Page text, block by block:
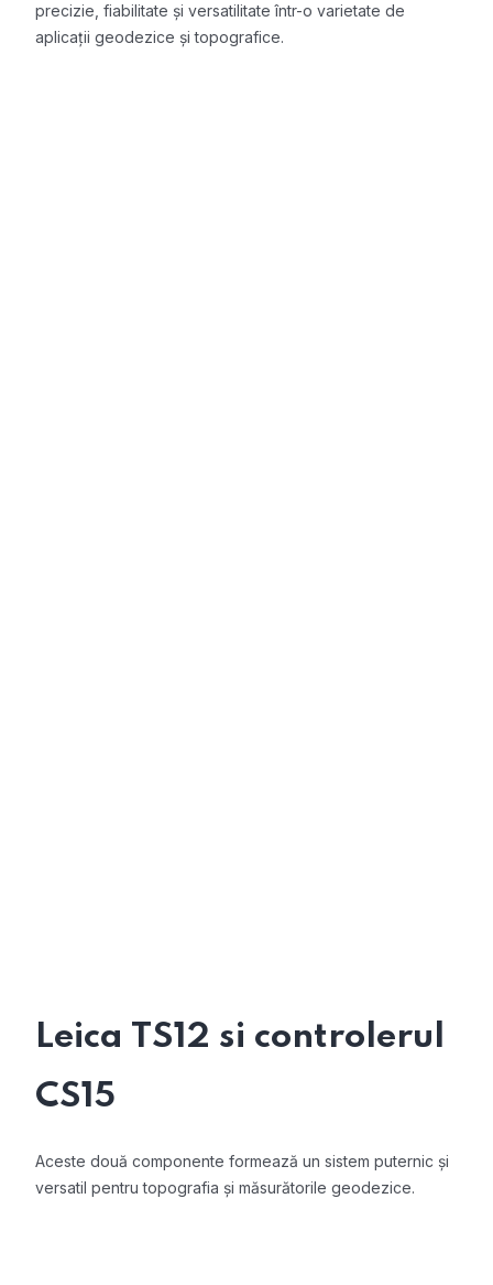
precizie, fiabilitate și versatilitate într-o varietate de
aplicații geodezice și topografice.
Leica TS12 si controlerul
CS15
Aceste două componente formează un sistem puternic și
versatil pentru topografia și măsurătorile geodezice.